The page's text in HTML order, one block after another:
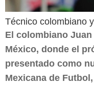
Técnico colombiano
El colombiano
México, donde el
presentado como
Mexicana de